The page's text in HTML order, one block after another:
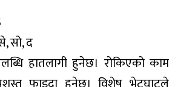
सो, द
हातलागी हुनेछ। रोकिएको काम